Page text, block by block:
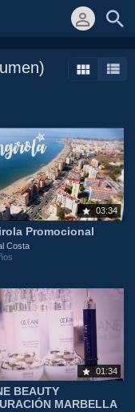
03:34
Promocional
Costa
01:34
BEAUTY
MARBELLA